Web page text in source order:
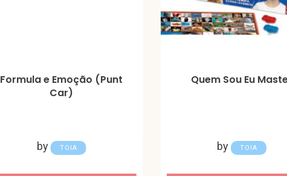
Formula e Emoção (Punt
Car)
by TOIA
Quem Sou Eu
by TOIA